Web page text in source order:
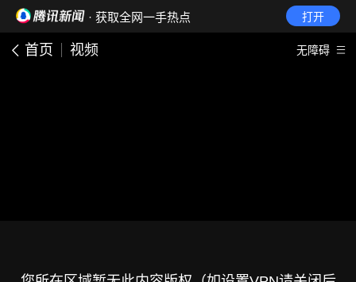
· 获取全网一手热点 打开
首页 视频 无障碍